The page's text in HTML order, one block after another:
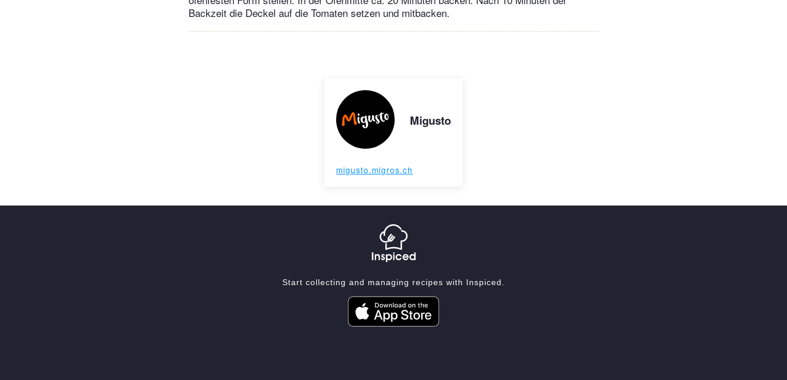
Backzeit die Deckel auf die Tomaten setzen und mitbacken.
Migusto
migusto.migros.ch
Start collecting and managing recipes with Inspiced.